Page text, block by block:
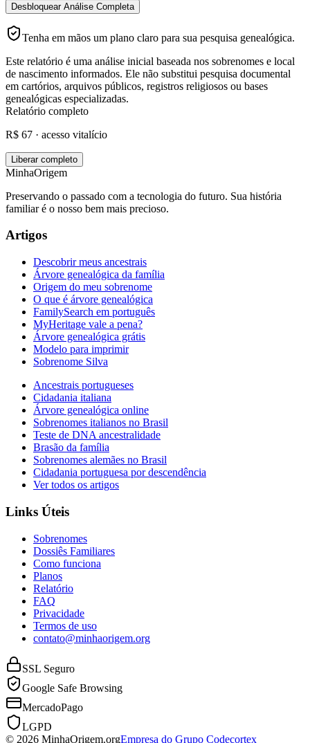
Desbloquear Análise Completa
Tenha em mãos um plano claro para sua pesquisa genealógica.
Este relatório é uma análise inicial baseada nos sobrenomes e local
de nascimento informados. Ele não substitui pesquisa documental
em cartórios, arquivos públicos, registros religiosos ou bases
genealógicas especializadas.
Relatório completo
R$ 67 · acesso vitalício
Liberar completo
MinhaOrigem
Preservando o passado com a tecnologia do futuro. Sua história
familiar é o nosso bem mais precioso.
Artigos
Descobrir meus ancestrais
Árvore genealógica da família
Origem do meu sobrenome
O que é árvore genealógica
FamilySearch em português
MyHeritage vale a pena?
Árvore genealógica grátis
Modelo para imprimir
Sobrenome Silva
Ancestrais portugueses
Cidadania italiana
Árvore genealógica online
Sobrenomes italianos no Brasil
Teste de DNA ancestralidade
Brasão da família
Sobrenomes alemães no Brasil
Cidadania portuguesa por descendência
Ver todos os artigos
Links Úteis
Sobrenomes
Dossiês Familiares
Como funciona
Planos
Relatório
FAQ
Privacidade
Termos de uso
contato@minhaorigem.org
SSL Seguro
Google Safe Browsing
MercadoPago
LGPD
© 2026 MinhaOrigem.orgEmpresa do Grupo Codecortex